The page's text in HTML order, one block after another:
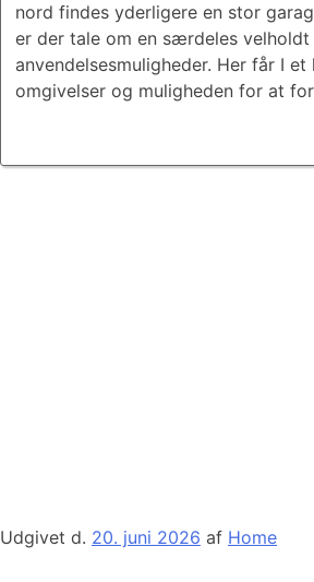
nord findes yderligere en stor
er der tale om en særdeles
anvendelsesmuligheder. Her får I
omgivelser og muligheden for at
Udgivet d. 20. juni 2026 af Home